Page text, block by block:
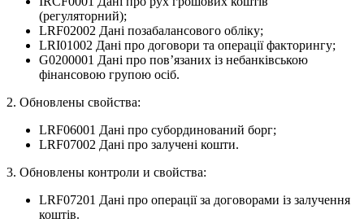
(регуляторний);
LRF02002 Дані позабалансового обліку;
LRI01002 Дані про договори та операції факторингу;
G0200001 Дані про пов’язаних із небанківською
фінансовою групою осіб.
2. Обновлены свойства:
LRF06001 Дані про субординований борг;
LRF07002 Дані про залучені кошти.
3. Обновлены контроли и свойства:
LRF07201 Дані про операції за договорами із залучення
коштів.